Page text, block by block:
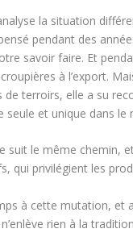
la situation
pendant des
savoir faire. Et
à l’export.
de terroirs, elle a su
seule et unique dans le
suit le même chemin,
qui privilégient les
à cette mutation, et
rien à la